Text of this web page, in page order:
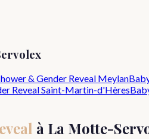
& Gender Reveal Meylan
RevealSaint-Martin-d'Hères
à La Motte-